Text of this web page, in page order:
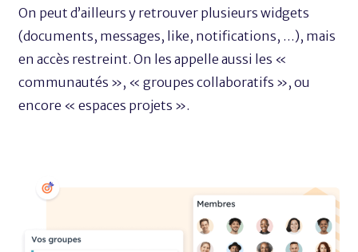
On peut d’ailleurs y retrouver plusieurs widgets
(documents, messages, like, notifications, …), mais
en accès restreint. On les appelle aussi les «
communautés », « groupes collaboratifs », ou
encore « espaces projets ».